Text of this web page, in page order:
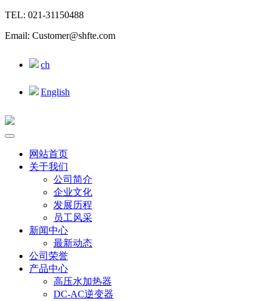
TEL: 021-31150488
Email: Customer@shfte.com
ch
English
网站首页
关于我们
公司简介
企业文化
发展历程
员工风采
新闻中心
最新动态
公司荣誉
产品中心
高压水加热器
DC-AC逆变器